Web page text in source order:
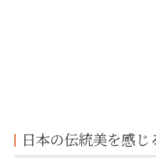
和装に欠かせな
小物選びで個
日本の伝統美を感じ